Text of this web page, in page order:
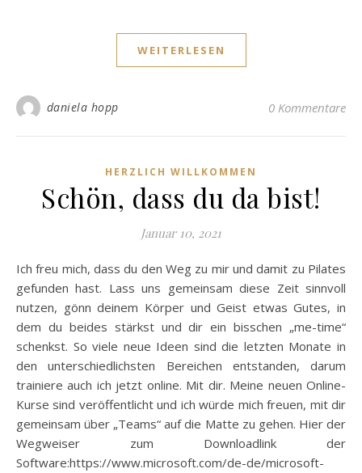
WEITERLESEN
daniela hopp 0 Kommentare
HERZLICH WILLKOMMEN
Schön, dass du da bist!
Januar 10, 2021
Ich freu mich, dass du den Weg zu mir und damit zu Pilates
gefunden hast. Lass uns gemeinsam diese Zeit sinnvoll
nutzen, gönn deinem Körper und Geist etwas Gutes, in
dem du beides stärkst und dir ein bisschen „me-time“
schenkst. So viele neue Ideen sind die letzten Monate in
den unterschiedlichsten Bereichen entstanden, darum
trainiere auch ich jetzt online. Mit dir. Meine neuen Online-
Kurse sind veröffentlicht und ich würde mich freuen, mit dir
gemeinsam über „Teams“ auf die Matte zu gehen. Hier der
Wegweiser zum Downloadlink der
Software:https://www.microsoft.com/de-de/microsoft-